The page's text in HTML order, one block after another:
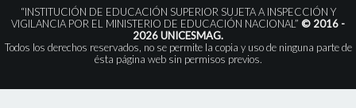
“INSTITUCIÓN DE EDUCACIÓN SUPERIOR SUJETA A INSPECCIÓN Y
VIGILANCIA POR EL MINISTERIO DE EDUCACIÓN NACIONAL” © 2016 -
2026 UNICESMAG.
Todos los derechos reservados, no se permite la copia y uso de ninguna parte de
ésta página web sin permisos previos.